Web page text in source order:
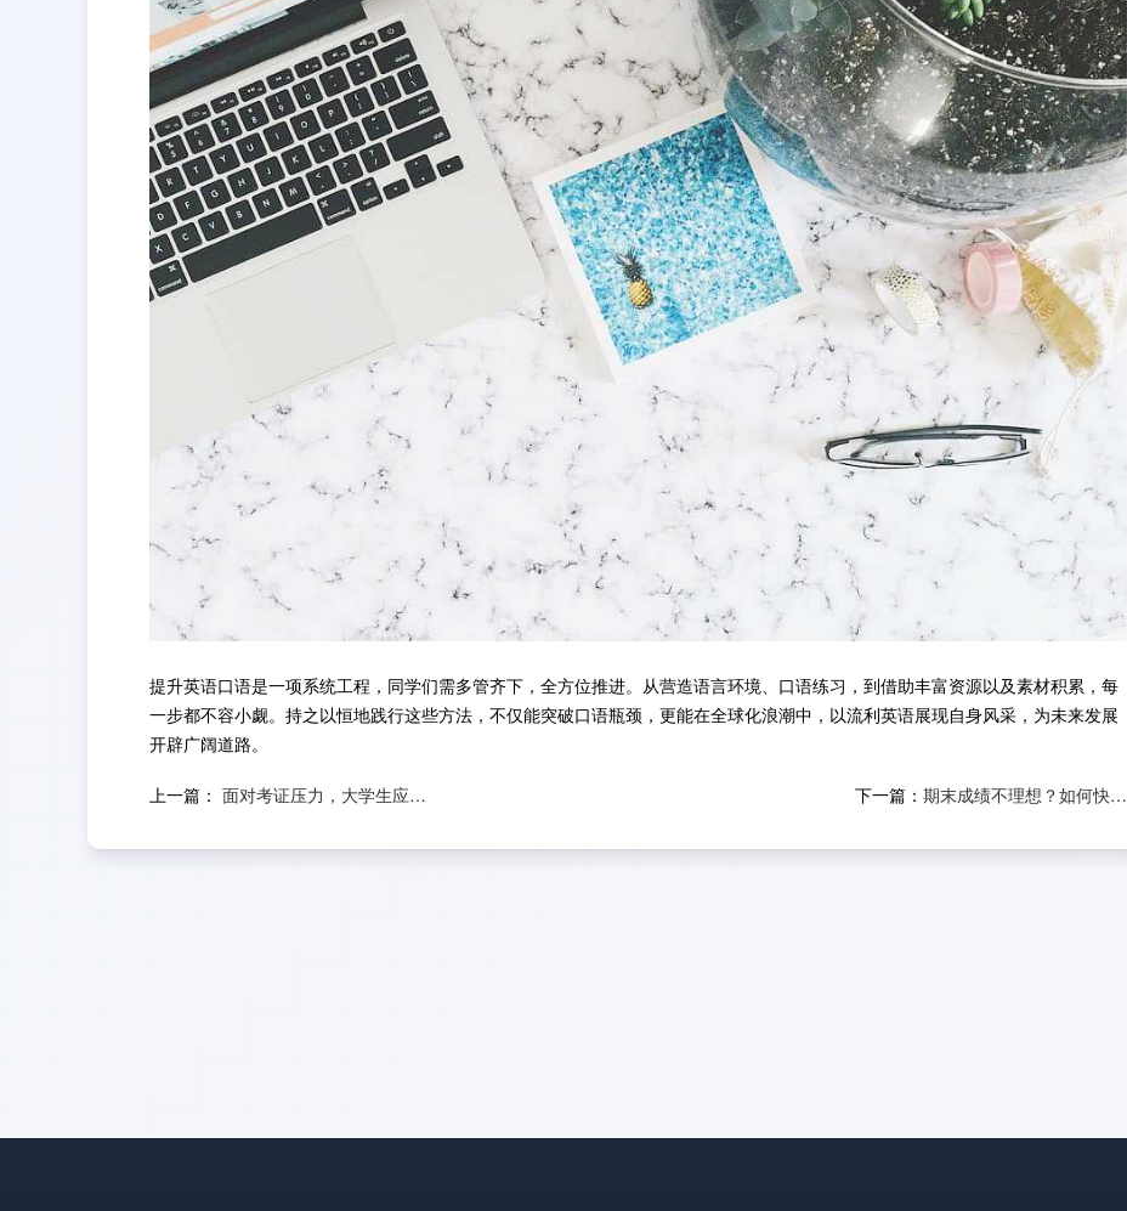
提升英语口语是一项系统工程，同学们需多管齐下，全方位推进。从营造语言环境、口语练习，到借助丰富资源以及素材积累，每
一步都不容小觑。持之以恒地践行这些方法，不仅能突破口语瓶颈，更能在全球化浪潮中，以流利英语展现自身风采，为未来发展
开辟广阔道路。
上一篇： 面对考证压力，大学生应如何应对？ 下一篇： 期末成绩不理想？如何快速调整心态？